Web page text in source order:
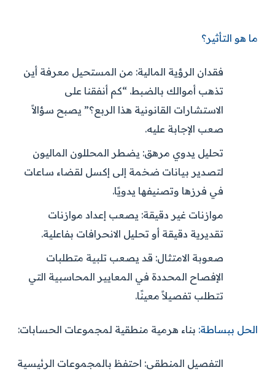
ما هو التأثير؟
فقدان الرؤية المالية: من المستحيل معرفة أين
تذهب أموالك بالضبط. “كم أنفقنا على
الاستشارات القانونية هذا الربع؟” يصبح سؤالاً
صعب الإجابة عليه.
تحليل يدوي مرهق: يضطر المحللون الماليون
لتصدير بيانات ضخمة إلى إكسل لقضاء ساعات
في فرزها وتصنيفها يدويًا.
موازنات غير دقيقة: يصعب إعداد موازنات
تقديرية دقيقة أو تحليل الانحرافات بفاعلية.
صعوبة الامتثال: قد يصعب تلبية متطلبات
الإفصاح المحددة في المعايير المحاسبية التي
تتطلب تفصيلاً معينًا.
الحل ببساطة: بناء هرمية منطقية لمجموعات الحسابات:
التفصيل المنطقي: احتفظ بالمجموعات الرئيسية